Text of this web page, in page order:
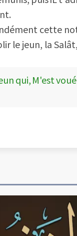
cette
le jeun, la
qui, M'est voué